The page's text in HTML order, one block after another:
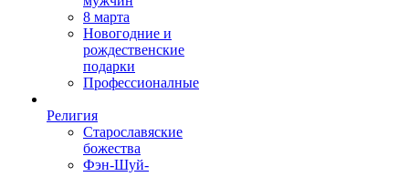
8 марта
Новогодние и
рождественские
подарки
Профессионалные
Религия
Старославяские
божества
Фэн-Шуй-